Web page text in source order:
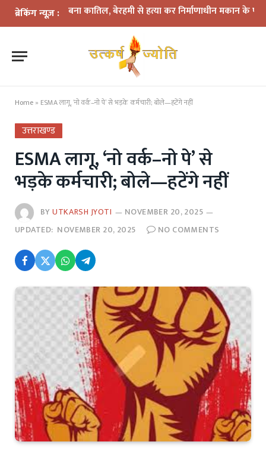
ब्रेकिंग न्यूज़ :
में दोस्त बना कातिल, बेरहमी से हत्या कर निर्माणाधीन मकान के पास फेंका शव
Home » ESMA लागू, ‘नो वर्क–नो पे’ से भड़के कर्मचारी; बोले—हटेंगे नहीं
उत्तराखण्ड
ESMA लागू, ‘नो वर्क–नो पे’ से
भड़के कर्मचारी; बोले—हटेंगे नहीं
BYUTKARSH JYOTI
NOVEMBER 20, 2025
UPDATED: NOVEMBER 20, 2025 NO COMMENTS